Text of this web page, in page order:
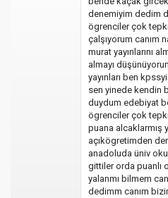
denemiyim dedim
ögrenciler çok
çalşıyorum canım
murat yayınlarını
almayı
yayınları ben
sen yinede kendin
duydum edebiyat
ögrenciler çok
puana alcaklarmış
açıkögretimden
anadoluda üniv
gittiler orda puanlı
yalanmı bilmem
dedimm canım